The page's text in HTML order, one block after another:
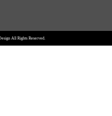
All Rights Reserved.